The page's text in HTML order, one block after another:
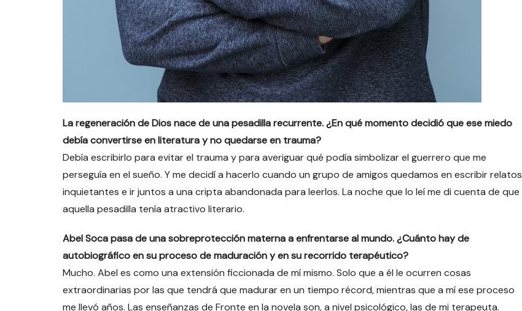
La regeneración de Dios nace de una pesadilla recurrente. ¿En qué momento decidió que ese miedo
debía convertirse en literatura y no quedarse en trauma?
Debía escribirlo para evitar el trauma y para averiguar qué podía simbolizar el guerrero que me
perseguía en el sueño. Y me decidí a hacerlo cuando un grupo de amigos quedamos en escribir relatos
inquietantes e ir juntos a una cripta abandonada para leerlos. La noche que lo leí me di cuenta de que
aquella pesadilla tenía atractivo literario.
Abel Soca pasa de una sobreprotección materna a enfrentarse al mundo. ¿Cuánto hay de
autobiográfico en su proceso de maduración y en su recorrido terapéutico?
Mucho. Abel es como una extensión ficcionada de mí mismo. Solo que a él le ocurren cosas
extraordinarias por las que tendrá que madurar en un tiempo récord, mientras que a mí ese proceso
me llevó años. Las enseñanzas de Fronte en la novela son, a nivel psicológico, las de mi terapeuta.